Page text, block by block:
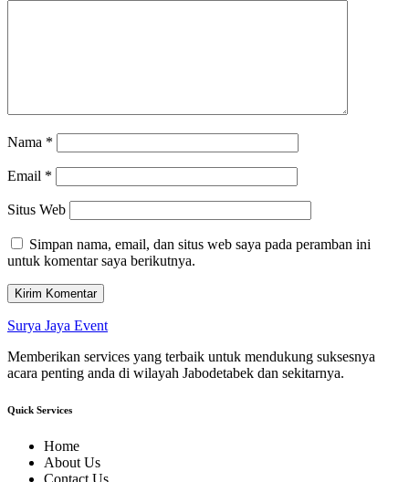
Nama *
Email *
Situs Web
Simpan nama, email, dan situs web saya pada peramban ini
untuk komentar saya berikutnya.
Surya Jaya Event
Memberikan services yang terbaik untuk mendukung suksesnya
acara penting anda di wilayah Jabodetabek dan sekitarnya.
Quick Services
Home
About Us
Contact Us